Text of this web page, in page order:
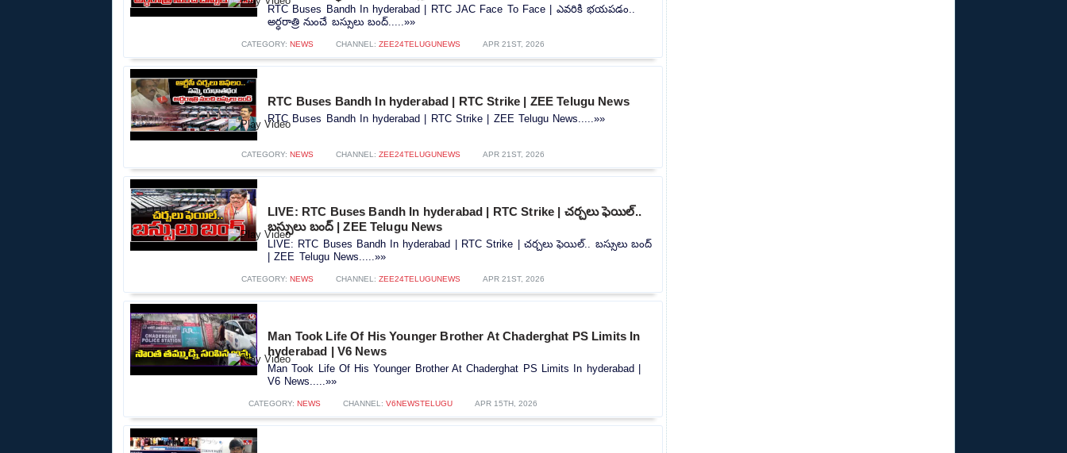
RTC Buses Bandh In hyderabad | RTC JAC Face To Face | ఎవరికి భయపడం..
అర్ధరాత్రి నుంచే బస్సులు బంద్.....»»
CATEGORY: NEWS CHANNEL: ZEE24TELUGUNEWS APR 21ST, 2026
RTC Buses Bandh In hyderabad | RTC Strike | ZEE Telugu News
RTC Buses Bandh In hyderabad | RTC Strike | ZEE Telugu News.....»»
CATEGORY: NEWS CHANNEL: ZEE24TELUGUNEWS APR 21ST, 2026
LIVE: RTC Buses Bandh In hyderabad | RTC Strike | చర్చలు ఫెయిల్..
బస్సులు బంద్ | ZEE Telugu News
LIVE: RTC Buses Bandh In hyderabad | RTC Strike | చర్చలు ఫెయిల్.. బస్సులు బంద్
| ZEE Telugu News.....»»
CATEGORY: NEWS CHANNEL: ZEE24TELUGUNEWS APR 21ST, 2026
Man Took Life Of His Younger Brother At Chaderghat PS Limits In
hyderabad | V6 News
Man Took Life Of His Younger Brother At Chaderghat PS Limits In hyderabad |
V6 News.....»»
CATEGORY: NEWS CHANNEL: V6NEWSTELUGU APR 15TH, 2026